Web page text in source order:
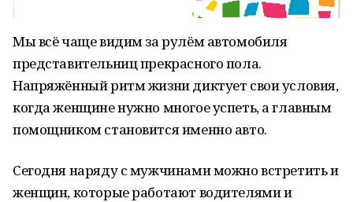
Мы всё чаще видим за рулём автомобиля
представительниц прекрасного пола.
Напряжённый ритм жизни диктует свои условия,
когда женщине нужно многое успеть, а главным
помощником становится именно авто.
Сегодня наряду с мужчинами можно встретить и
женщин, которые работают водителями и